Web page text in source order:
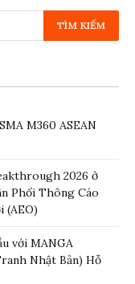
M360 ASEAN
2026 ở
Phối Thông Cáo
(AEO)
với MANGA
Nhật Bản) Hỗ